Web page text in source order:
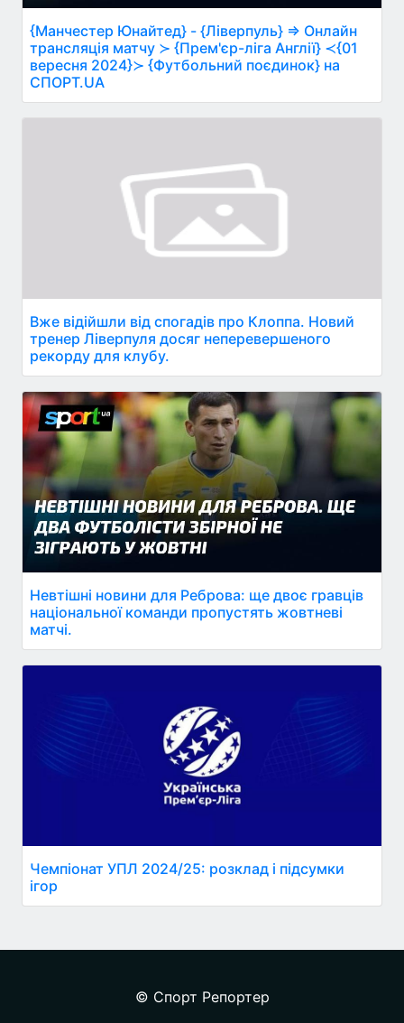
{Манчестер Юнайтед} - {Ліверпуль} ⇒ Онлайн
трансляція матчу ≻ {Прем'єр-ліга Англії} ≺{01
вересня 2024}≻ {Футбольний поєдинок} на
СПОРТ.UA
Вже відійшли від спогадів про Клоппа. Новий
тренер Ліверпуля досяг неперевершеного
рекорду для клубу.
Невтішні новини для Реброва: ще двоє гравців
національної команди пропустять жовтневі
матчі.
Чемпіонат УПЛ 2024/25: розклад і підсумки
ігор
© Спорт Репортер